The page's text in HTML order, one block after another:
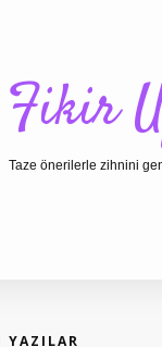
Fikir
Taze önerilerle zihnini
YAZILAR